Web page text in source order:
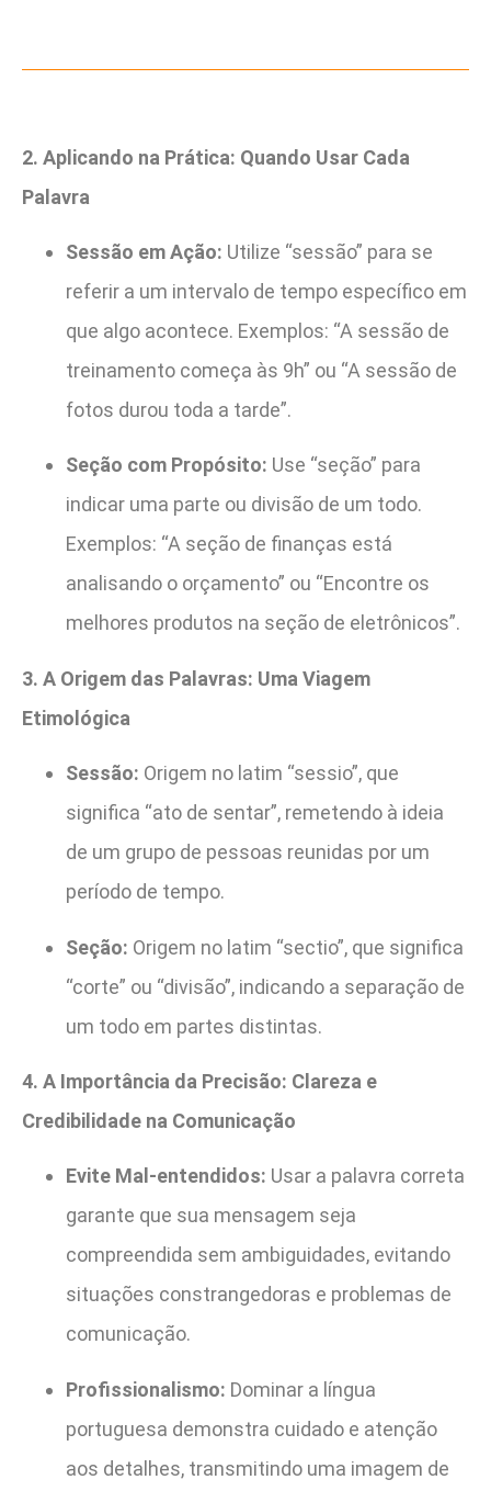
2. Aplicando na Prática: Quando Usar Cada
Palavra
Sessão em Ação: Utilize “sessão” para se
referir a um intervalo de tempo específico em
que algo acontece. Exemplos: “A sessão de
treinamento começa às 9h” ou “A sessão de
fotos durou toda a tarde”.
Seção com Propósito: Use “seção” para
indicar uma parte ou divisão de um todo.
Exemplos: “A seção de finanças está
analisando o orçamento” ou “Encontre os
melhores produtos na seção de eletrônicos”.
3. A Origem das Palavras: Uma Viagem
Etimológica
Sessão: Origem no latim “sessio”, que
significa “ato de sentar”, remetendo à ideia
de um grupo de pessoas reunidas por um
período de tempo.
Seção: Origem no latim “sectio”, que significa
“corte” ou “divisão”, indicando a separação de
um todo em partes distintas.
4. A Importância da Precisão: Clareza e
Credibilidade na Comunicação
Evite Mal-entendidos: Usar a palavra correta
garante que sua mensagem seja
compreendida sem ambiguidades, evitando
situações constrangedoras e problemas de
comunicação.
Profissionalismo: Dominar a língua
portuguesa demonstra cuidado e atenção
aos detalhes, transmitindo uma imagem de